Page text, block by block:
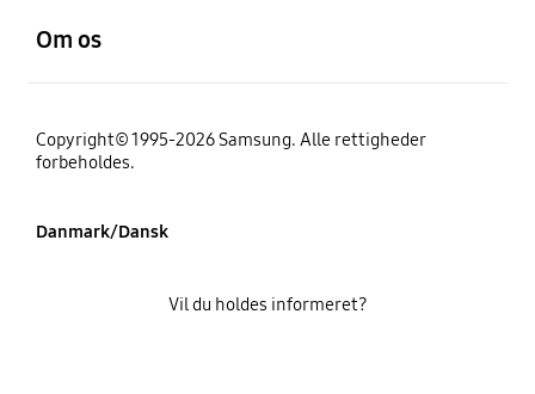
Om os
Copyright© 1995-2026 Samsung. Alle rettigheder
forbeholdes.
Danmark/Dansk
Vil du holdes informeret?